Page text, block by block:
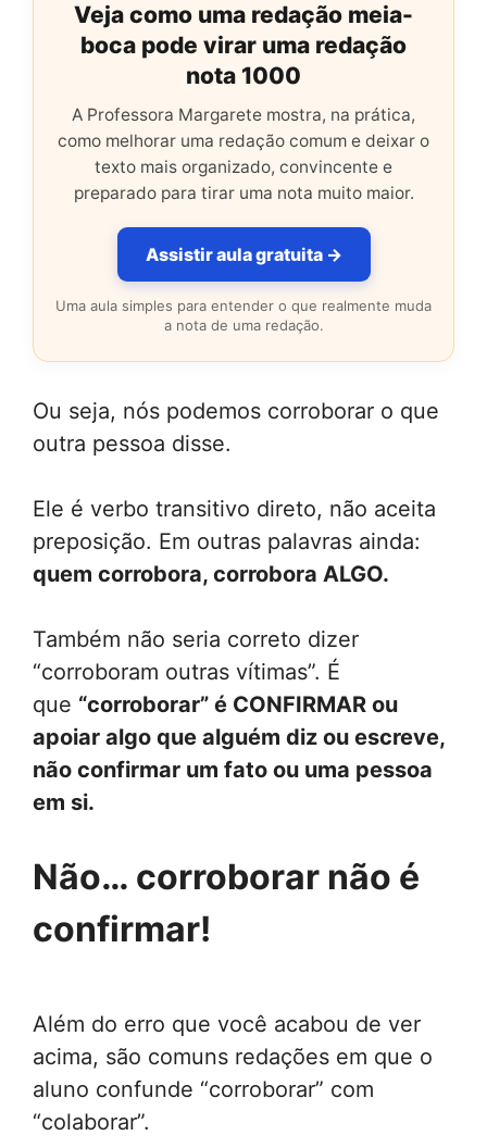
Veja como uma redação meia-
boca pode virar uma redação
nota 1000
A Professora Margarete mostra, na prática,
como melhorar uma redação comum e deixar o
texto mais organizado, convincente e
preparado para tirar uma nota muito maior.
Assistir aula gratuita →
Uma aula simples para entender o que realmente muda
a nota de uma redação.
Ou seja, nós podemos corroborar o que
outra pessoa disse.
Ele é verbo transitivo direto, não aceita
preposição. Em outras palavras ainda:
quem corrobora, corrobora ALGO.
Também não seria correto dizer
“corroboram outras vítimas”. É
que “corroborar” é CONFIRMAR ou
apoiar algo que alguém diz ou escreve,
não confirmar um fato ou uma pessoa
em si.
Não… corroborar não é
confirmar!
Além do erro que você acabou de ver
acima, são comuns redações em que o
aluno confunde “corroborar” com
“colaborar”.